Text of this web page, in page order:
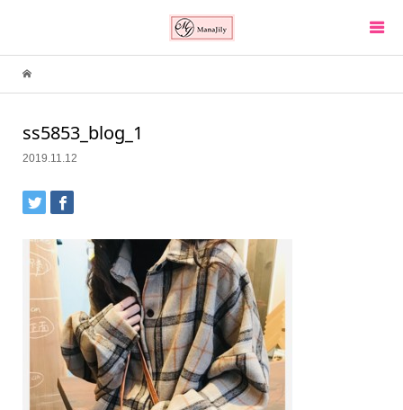
ss5853_blog_1
2019.11.12